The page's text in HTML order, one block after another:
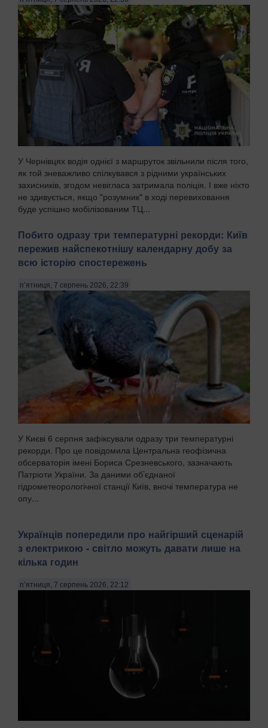
У Чернівцях водія однієї з маршруток звільнили після того,
як той зневажливо спілкувався з рідними українських
захисників, згодом невігласа затримала поліція. І вже ніхто
не здивується, якщо "розумник" в ході перевиховання
буде успішно мобілізованим ТЦ...
Побито одразу три температурні рекорди: Київ
пережив найспекотнішу календарну добу за
всю історію спостережень
п’ятниця, 7 серпень 2026, 22:39
У Києві 6 серпня зафіксували одразу три температурні
рекорди. Про це повідомила Центральна геофізична
обсерваторія імені Бориса Срезневського, зазначають
Патріоти України. За даними об’єднаної
гідрометеорологічної станції Київ, вночі температура не
опу...
Українців попередили про найгірший сценарій
з електрикою - світло можуть давати лише на
кілька годин
п’ятниця, 7 серпень 2026, 22:12